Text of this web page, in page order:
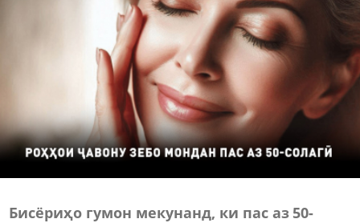
Бисёриҳо гумон мекунанд, ки пас аз 50-